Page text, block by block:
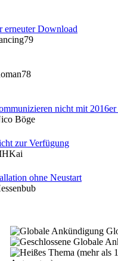
erneuter Download
nicht mit
Böge
zur Verfügung
ohne Neustart